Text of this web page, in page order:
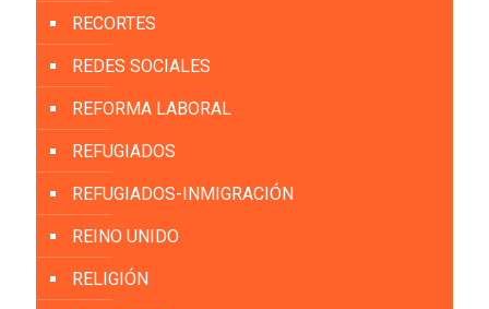
RECORTES
REDES SOCIALES
REFORMA LABORAL
REFUGIADOS
REFUGIADOS-INMIGRACIÓN
REINO UNIDO
RELIGIÓN